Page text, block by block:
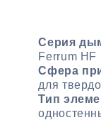
Серия
Ferrum HF
Сфера
для
Тип